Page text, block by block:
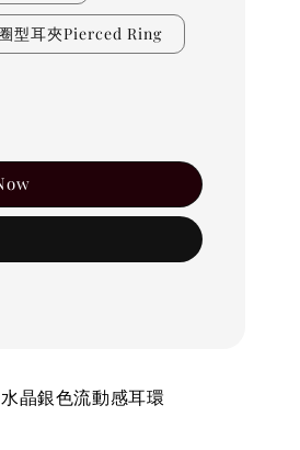
圈型耳夾Pierced Ring
晶銀色流動感耳環